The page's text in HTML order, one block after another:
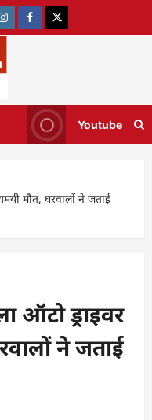
Youtube
मौत, घरवालों ने जताई
ऑटो ड्राइवर
ने जताई